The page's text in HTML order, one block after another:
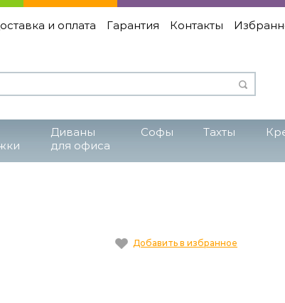
и оплата Гарантия Контакты
Диваны
для офиса
Cофы Тахты
Добавить в избранное